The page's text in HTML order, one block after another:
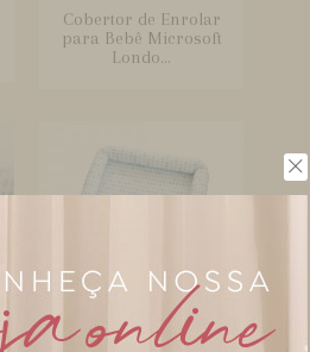
Cobertor de Enrolar
para Bebê Microsoft
Londo...